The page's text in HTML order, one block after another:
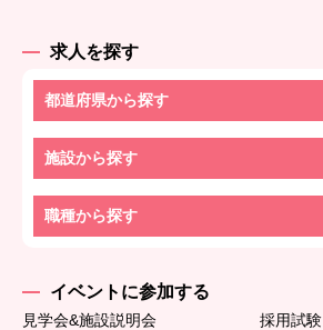
求人を探す
都道府県から探す
施設から探す
職種から探す
イベントに参加する
見学会&施設説明会
採用試験